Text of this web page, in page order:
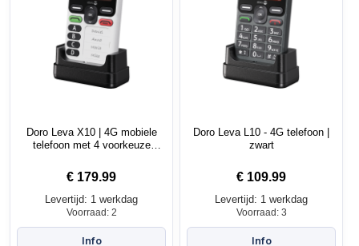
Doro Leva X10 | 4G mobiele
telefoon met 4 voorkeuze
€ 179.99
Levertijd: 1 werkdag
Voorraad: 2
Doro Leva L10 - 4G telefoon |
zwart
€ 109.99
Levertijd: 1 werkdag
Voorraad: 3